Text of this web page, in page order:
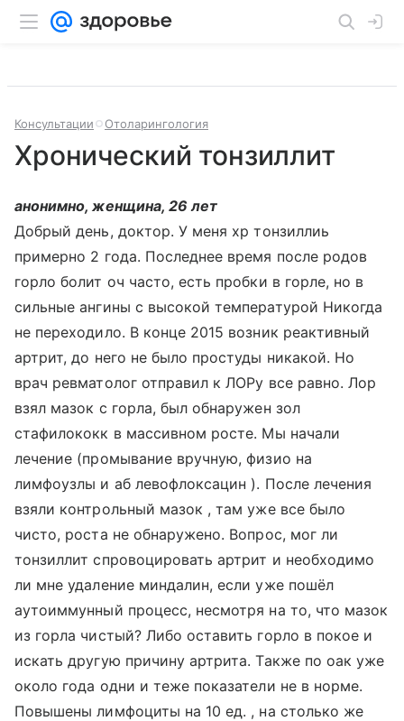
Консультации Отоларингология
Хронический тонзиллит
анонимно, женщина, 26 лет
Добрый день, доктор. У меня хр тонзиллиь
примерно 2 года. Последнее время после родов
горло болит оч часто, есть пробки в горле, но в
сильные ангины с высокой температурой Никогда
не переходило. В конце 2015 возник реактивный
артрит, до него не было простуды никакой. Но
врач ревматолог отправил к ЛОРу все равно. Лор
взял мазок с горла, был обнаружен зол
стафилококк в массивном росте. Мы начали
лечение (промывание вручную, физио на
лимфоузлы и аб левофлоксацин ). После лечения
взяли контрольный мазок , там уже все было
чисто, роста не обнаружено. Вопрос, мог ли
тонзиллит спровоцировать артрит и необходимо
ли мне удаление миндалин, если уже пошёл
аутоиммунный процесс, несмотря на то, что мазок
из горла чистый? Либо оставить горло в покое и
искать другую причину артрита. Также по оак уже
около года одни и теже показатели не в норме.
Повышены лимфоциты на 10 ед. , на столько же